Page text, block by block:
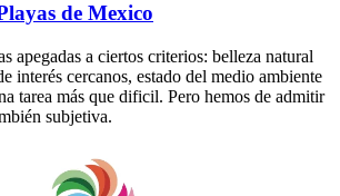
de Mexico
apegadas a ciertos criterios: belleza natural
interés cercanos, estado del medio ambiente
tarea más que dificil. Pero hemos de admitir
subjetiva.